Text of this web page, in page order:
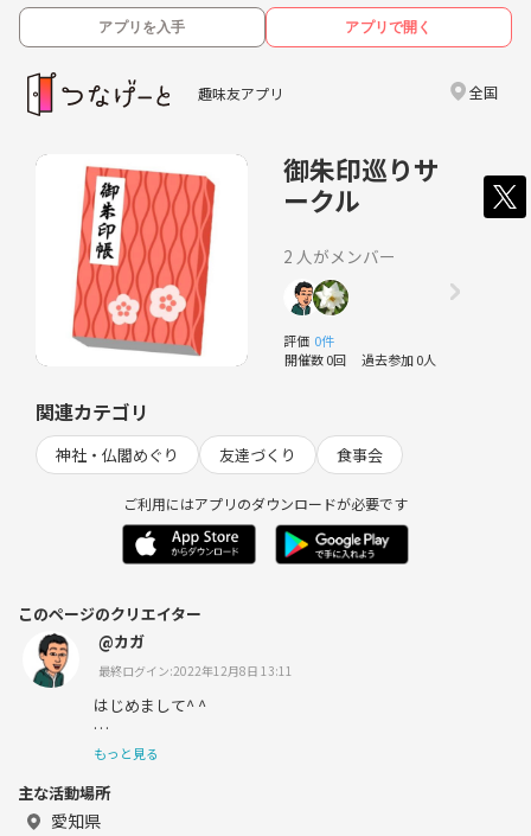
アプリを入手 アプリで開く
趣味友アプリ 全国
御朱印巡りサ
ークル
2 人がメンバー
評価 0件
開催数 0回 過去参加 0人
関連カテゴリ
神社・仏閣めぐり 友達づくり 食事会
ご利用にはアプリのダウンロードが必要です
このページのクリエイター
@カガ
最終ログイン:2022年12月8日 13:11
はじめまして^ ^
カガです。
もっと見る
主な活動場所
愛知県